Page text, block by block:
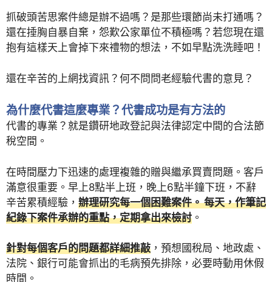
抓破頭苦思案件總是辦不過嗎？是那些環節尚未打通嗎？
還在捶胸自暴自棄，怨歎公家單位不積極嗎？若您現在還
抱有這樣天上會掉下來禮物的想法，不如早點洗洗睡吧！
還在辛苦的上網找資訊？何不問問老經驗代書的意見？
為什麼代書這麼專業？代書成功是有方法的
代書的專業？就是鑽研地政登記與法律認定中間的合法節
稅空間。
在時間壓力下迅速的處理複雜的贈與繼承買賣問題。客戶
滿意很重要。早上8點半上班，晚上6點半鐘下班，不辭
辛苦累積經驗， 辦理研究每一個困難案件。 每天，作筆記
紀錄下案件承辦的重點，定期拿出來檢討 。
針對每個客戶的問題都詳細推敲 ，預想國稅局、地政處、
法院、銀行可能會抓出的毛病預先排除，必要時動用休假
時間。